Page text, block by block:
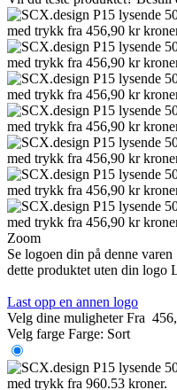
Zoom
Se logoen din på denne varen
dette produktet uten din logo
Last opp en annen logo
Velg dine muligheter Fra
Velg farge Farge: Sort